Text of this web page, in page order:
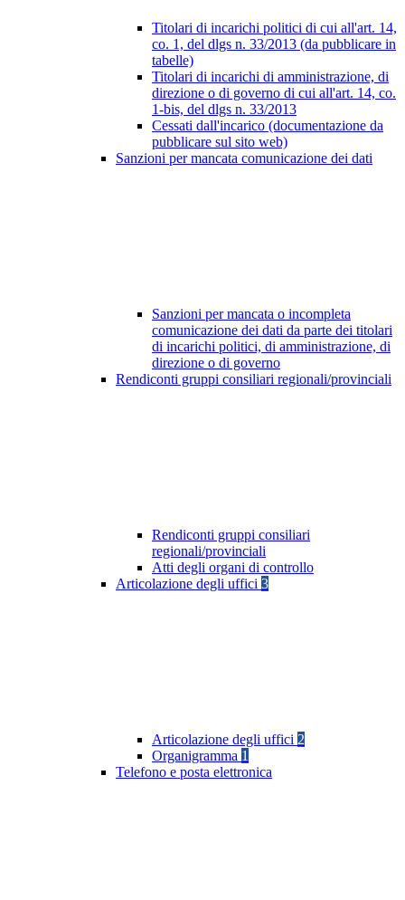
Titolari di incarichi politici di cui all'art. 14,
co. 1, del dlgs n. 33/2013 (da pubblicare in
tabelle)
Titolari di incarichi di amministrazione, di
direzione o di governo di cui all'art. 14, co.
1-bis, del dlgs n. 33/2013
Cessati dall'incarico (documentazione da
pubblicare sul sito web)
Sanzioni per mancata comunicazione dei dati
Sanzioni per mancata o incompleta
comunicazione dei dati da parte dei titolari
di incarichi politici, di amministrazione, di
direzione o di governo
Rendiconti gruppi consiliari regionali/provinciali
Rendiconti gruppi consiliari
regionali/provinciali
Atti degli organi di controllo
Articolazione degli uffici 3
Articolazione degli uffici 2
Organigramma 1
Telefono e posta elettronica